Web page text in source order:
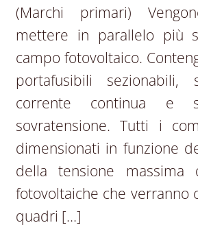
(Marchi primari)
mettere in parallelo più
campo fotovoltaico.
portafusibili sezionabili,
corrente continua e
sovratensione. Tutti i
dimensionati in funzione
della tensione massima
fotovoltaiche che verranno
quadri […]